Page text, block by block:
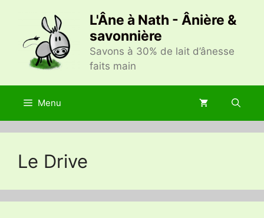
contenu
L'Âne à Nath - Ânière &
savonnière
Savons à 30% de lait d’ânesse
faits main
Menu
Le Drive